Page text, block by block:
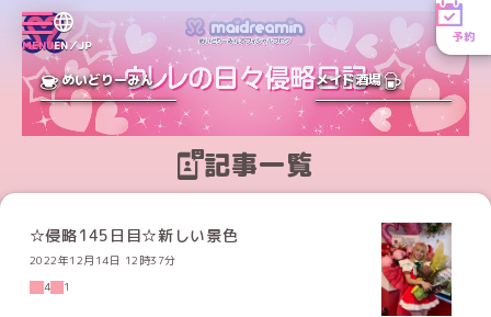
MENUEN／JP
予約
めいどりーみん メイド酒場
記事一覧
☆侵略145日目☆新しい景色
2022年12月14日 12時37分
4
1